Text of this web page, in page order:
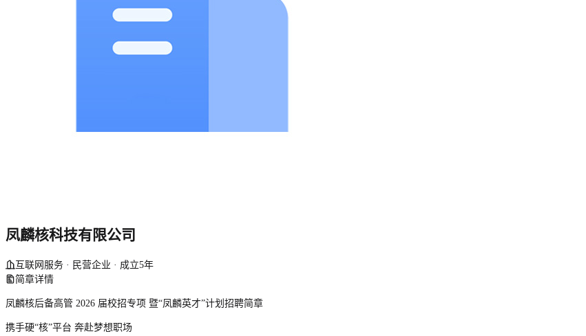
凤麟核科技有限公司
互联网服务 · 民营企业 · 成立5年
简章详情
凤麟核后备高管 2026 届校招专项 暨“凤麟英才”计划招聘简章
携手硬“核”平台 奔赴梦想职场